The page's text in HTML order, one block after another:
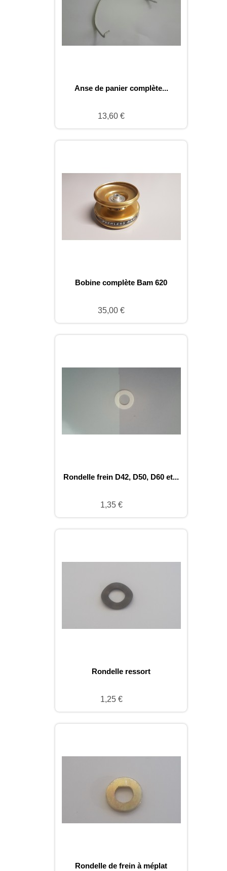
Anse de panier complète...
13,60 €
Bobine complète Bam 620
35,00 €
Rondelle frein D42, D50, D60 et...
1,35 €
Rondelle ressort
1,25 €
Rondelle de frein à méplat